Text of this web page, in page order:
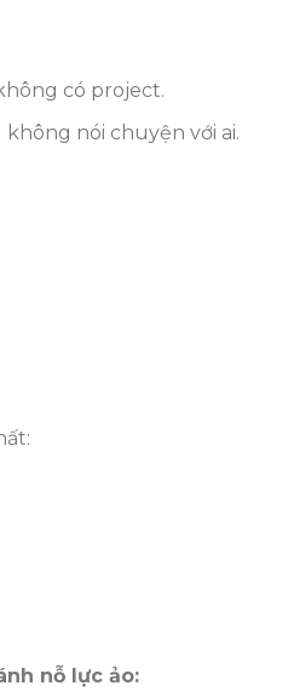
có project.
nói chuyện với ai.
nỗ lực ảo: